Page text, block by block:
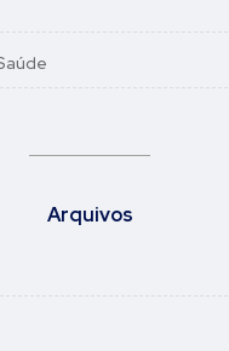
Arquivos